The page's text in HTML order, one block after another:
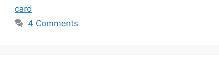
card
4 Comments